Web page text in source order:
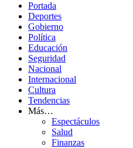
Portada
Deportes
Gobierno
Política
Educación
Seguridad
Nacional
Internacional
Cultura
Tendencias
Más…
Espectáculos
Salud
Finanzas